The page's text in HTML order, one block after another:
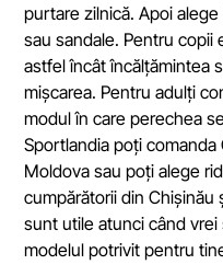
purtare zilnică. Apoi
sau sandale. Pentru copii
astfel încât încălțămintea
mișcarea. Pentru adulți
modul în care perechea
Sportlandia poți
Moldova sau poți alege
cumpărătorii din Chișinău
sunt utile atunci când vrei
modelul potrivit pentru